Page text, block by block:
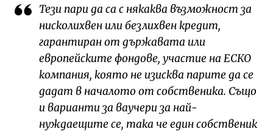
Тези пари да са с някаква възможност за
нисколихвен или безлихвен кредит,
гарантиран от държавата или
европейските фондове, участие на ЕСКО
компания, която не изисква парите да се
дадат в началото от собственика. Също
и варианти за ваучери за най-
нуждаещите се, така че един собственик